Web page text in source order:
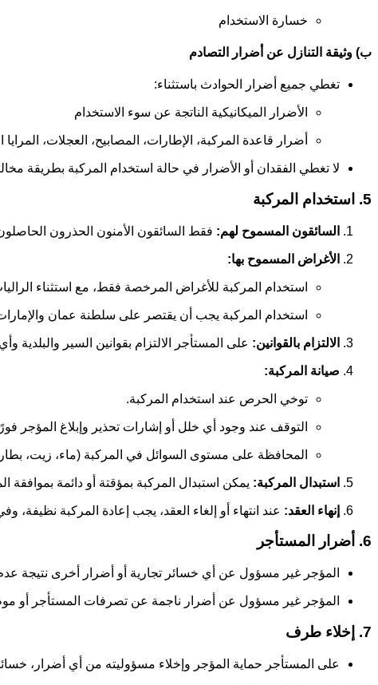
خسارة الاستخدام
ب) وثيقة التنازل عن أضرار التصادم
تغطي جميع أضرار الحوادث باستثناء:
الأضرار الميكانيكية الناتجة عن سوء الاستخدام
أضرار قاعدة المركبة، الإطارات، المصابيح، العجلات، المرايا
لا تغطي الفقدان أو الأضرار في حالة استخدام المركبة بطريقة
5. استخدام المركبة
السائقون المسموح لهم: فقط السائقون الأمنون الحذرون
الأغراض المسموح بها:
استخدام المركبة للأغراض المرخصة فقط، مع استثناء
استخدام المركبة يجب أن يقتصر على سلطنة عمان
الالتزام بالقوانين: على المستأجر الالتزام بقوانين السير
صيانة المركبة:
توخي الحرص عند استخدام المركبة.
التوقف عند وجود أي خلل أو إشارات تحذير وإبلاغ المؤجر
المحافظة على مستوى السوائل في المركبة (ماء، زيت،
استبدال المركبة: يمكن استبدال المركبة بمؤقتة أو دائمة بموافقة
إنهاء العقد: عند انتهاء أو إلغاء العقد، يجب إعادة المركبة
6. أضرار المستأجر
المؤجر غير مسؤول عن أي خسائر تجارية أو أضرار أخرى نتيجة عدم
المؤجر غير مسؤول عن أضرار ناجمة عن تصرفات المستأجر أو
7. إخلاء طرف
على المستأجر حماية المؤجر وإخلاء مسؤوليته من أي أضرار،